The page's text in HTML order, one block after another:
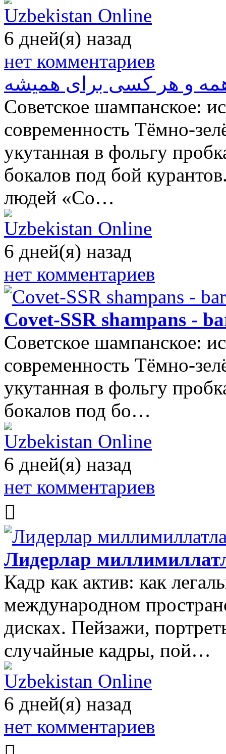
Uzbekistan Online
6 дней(я) назад
нет комментариев
و هر کسی برای همیشه
Советское шампанское:
современность Тёмно-
укутанная в фольгу
бокалов под бой
людей «Со…
Uzbekistan Online
6 дней(я) назад
нет комментариев
Сovet-SSR shampans -
Советское шампанское:
современность Тёмно-
укутанная в фольгу
бокалов под бо…
Uzbekistan Online
6 дней(я) назад
нет комментариев
Лидерлар
Кадр как актив: как
международном
дисках. Пейзажи,
случайные кадры, пой…
Uzbekistan Online
6 дней(я) назад
нет комментариев